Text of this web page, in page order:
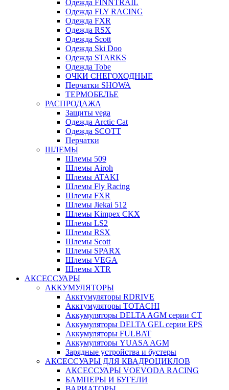
Одежда FINNTRAIL
Одежда FLY RACING
Одежда FXR
Одежда RSX
Одежда Scott
Одежда Ski Doo
Одежда STARKS
Одежда Tobe
ОЧКИ СНЕГОХОДНЫЕ
Перчатки SHOWA
ТЕРМОБЕЛЬЕ
РАСПРОДАЖА
Защиты vega
Одежда Arctic Cat
Одежда SCOTT
Перчатки
ШЛЕМЫ
Шлемы 509
Шлемы Airoh
Шлемы ATAKI
Шлемы Fly Racing
Шлемы FXR
Шлемы Jiekai 512
Шлемы Kimpex CKX
Шлемы LS2
Шлемы RSX
Шлемы Scott
Шлемы SPARX
Шлемы VEGA
Шлемы XTR
АКСЕССУАРЫ
АККУМУЛЯТОРЫ
Акктумуляторы RDRIVE
Акктумуляторы TOTACHI
Аккумуляторы DELTA AGM серии CT
Аккумуляторы DELTA GEL серии EPS
Аккумуляторы FULBAT
Аккумуляторы YUASA AGM
Зарядные устройства и бустеры
АКСЕССУАРЫ ДЛЯ КВАДРОЦИКЛОВ
АКСЕССУАРЫ VOEVODA RACING
БАМПЕРЫ И БУГЕЛИ